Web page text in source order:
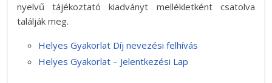
nyelvű tájékoztató kiadványt mellékletként csatolva
találják meg.
Helyes Gyakorlat Díj nevezési felhívás
Helyes Gyakorlat – Jelentkezési Lap